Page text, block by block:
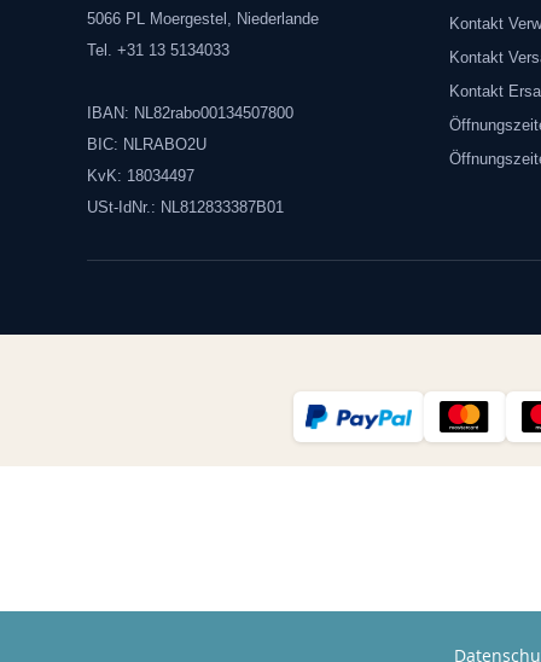
5066 PL Moergestel, Niederlande
Tel. +31 13 5134033
IBAN: NL82rabo00134507800
BIC: NLRABO2U
KvK: 18034497
USt-IdNr.: NL812833387B01
Kontakt
Kontakt
Kontakt